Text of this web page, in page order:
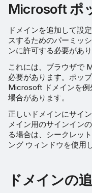
Microsoft ポ
ドメインを追加して設
スするためのパーミッ
ンに許可する必要があり
これには、ブラウザで
必要があります。ポッ
Microsoft ドメインを例
場合があります。
正しいドメインにサイ
メイン用のサインイン
る場合は、シークレッ
ング ウィンドウを使用
ドメインの